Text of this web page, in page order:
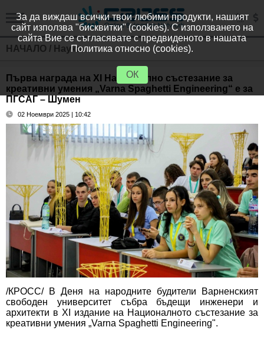
НАЧАЛО / Наука
Първа награда на XI Национално състезание за
креативни умения „Varna Spaghetti Engineering“ е за
ПГСАГ – Шумен
02 Ноември 2025 | 10:42
/КРОСС/ В Деня на народните будители Варненският
свободен университет събра бъдещи инженери и
архитекти в XI издание на Националното състезание за
креативни умения „Varna Spaghetti Engineering".
За да виждаш всички твои любими продукти, нашият
сайт използва "бисквитки" (cookies). С използването на
сайта Вие се съгласявате с предвиденото в нашата
Политика относно (cookies).
ОК